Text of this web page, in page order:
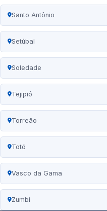
Santo Antônio
Setúbal
Soledade
Tejipió
Torreão
Totó
Vasco da Gama
Zumbi